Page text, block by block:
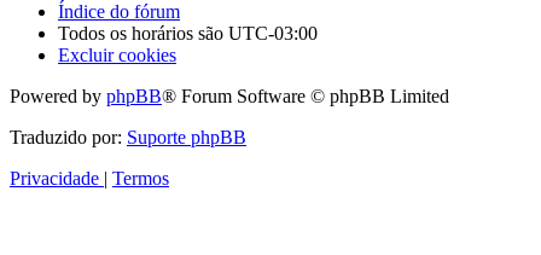
Índice do fórum
Todos os horários são UTC-03:00
Excluir cookies
Powered by phpBB® Forum Software © phpBB Limited
Traduzido por: Suporte phpBB
Privacidade | Termos